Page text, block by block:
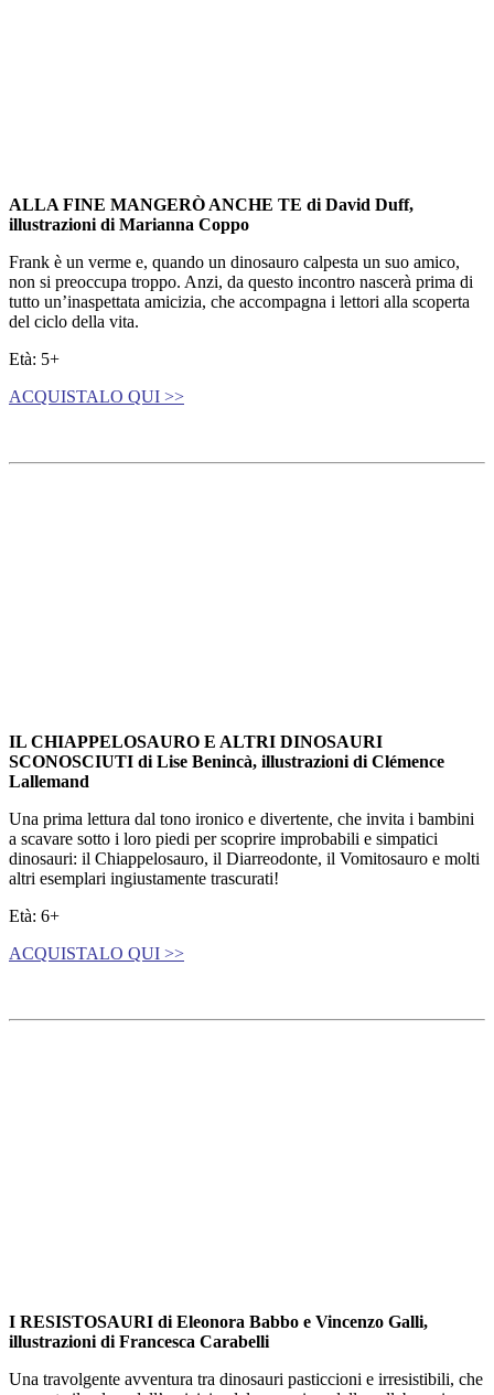
ALLA FINE MANGERÒ ANCHE TE di David Duff,
illustrazioni di Marianna Coppo
Frank è un verme e, quando un dinosauro calpesta un suo amico,
non si preoccupa troppo. Anzi, da questo incontro nascerà prima di
tutto un’inaspettata amicizia, che accompagna i lettori alla scoperta
del ciclo della vita.
Età: 5+
ACQUISTALO QUI >>
IL CHIAPPELOSAURO E ALTRI DINOSAURI
SCONOSCIUTI di Lise Benincà, illustrazioni di Clémence
Lallemand
Una prima lettura dal tono ironico e divertente, che invita i bambini
a scavare sotto i loro piedi per scoprire improbabili e simpatici
dinosauri: il Chiappelosauro, il Diarreodonte, il Vomitosauro e molti
altri esemplari ingiustamente trascurati!
Età: 6+
ACQUISTALO QUI >>
I RESISTOSAURI di Eleonora Babbo e Vincenzo Galli,
illustrazioni di Francesca Carabelli
Una travolgente avventura tra dinosauri pasticcioni e irresistibili, che